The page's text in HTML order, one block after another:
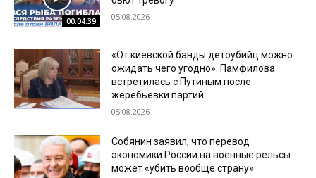
00:04:39 05.08.2026
«От киевской банды детоубийц можно
ожидать чего угодно». Памфилова
встретилась с Путиным после
жеребьевки партий
05.08.2026
Собянин заявил, что перевод
экономики России на военные рельсы
может «убить вообще страну»